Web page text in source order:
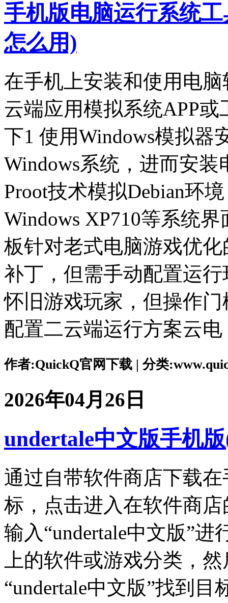
手机版电脑运行系统
怎么用)
在手机上安装和使用电
云端应用模拟系统APP
下1 使用Windows模拟器
Windows系统，进而安
Proot技术模拟Debian环
Windows XP710等系统
板针对老式电脑游戏优
补丁，但需手动配置运
怀旧游戏玩家，但操作
配置二云端运行方案云电
作者:QuickQ官网下载 | 分类
2026年04月26日
undertale中文版手机
通过自带软件商店下载
标，点击进入在软件商
输入“undertale中文版”
上的软件或游戏分类，
“undertale中文版”找到